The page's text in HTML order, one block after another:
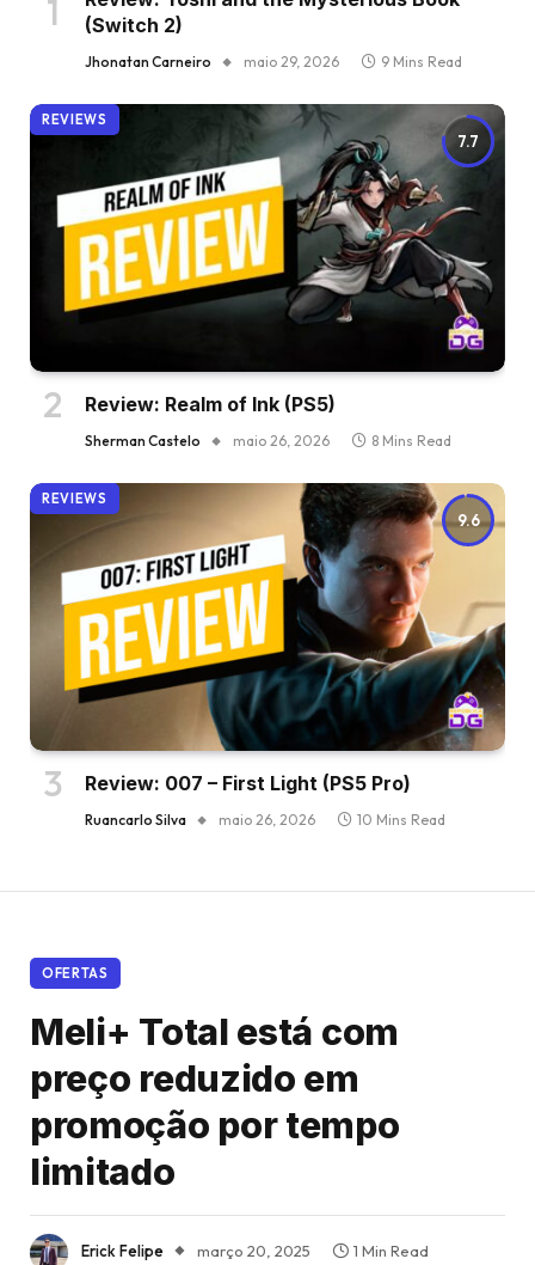
(Switch 2)
Jhonatan Carneiro maio 29, 2026 9 Mins Read
7.7
REVIEWS
Review: Realm of Ink (PS5)
Sherman Castelo maio 26, 2026 8 Mins Read
9.6
REVIEWS
Review: 007 – First Light (PS5 Pro)
Ruancarlo Silva maio 26, 2026 10 Mins Read
OFERTAS
Meli+ Total está com
preço reduzido em
promoção por tempo
limitado
Erick Felipe março 20, 2025 1 Min Read